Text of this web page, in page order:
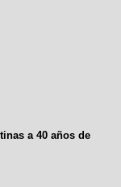
a 40 años de